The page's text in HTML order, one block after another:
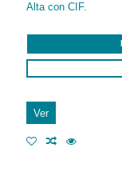
Alta con CIF.
Ver